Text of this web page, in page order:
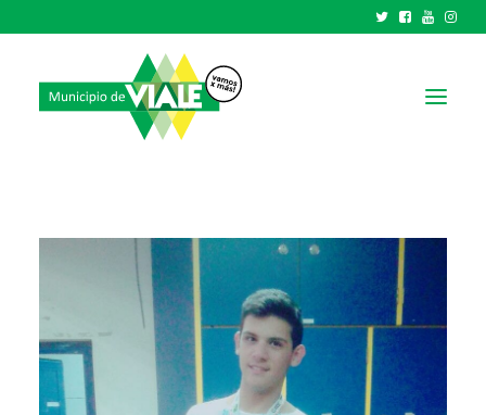
GOBIERNO
TRÁMITES Y SERVICIOS
CIUDAD
PARQUE INDUSTRIAL